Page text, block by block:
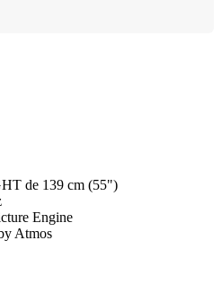
de 139 cm (55")
Engine
Atmos